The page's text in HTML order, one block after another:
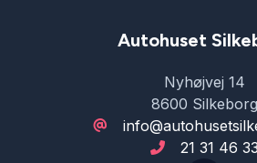
Autohuset
Nyhøjvej 14
8600 Silkeborg
21 31 46 33